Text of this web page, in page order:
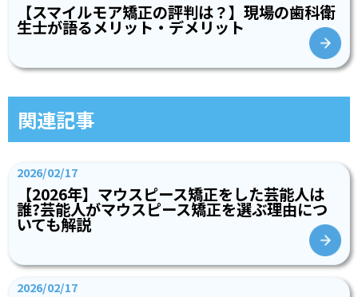
【スマイルモア矯正の評判は？】現場の歯科衛
生士が語るメリット・デメリット
関連記事
2026/02/17
【2026年】マウスピース矯正をした芸能人は
誰?芸能人がマウスピース矯正を選ぶ理由につ
いても解説
2026/02/17